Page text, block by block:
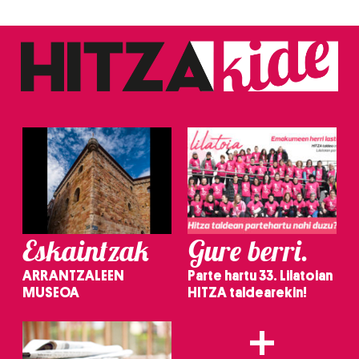
Eskaintzak
ARRANTZALEEN
MUSEOA
Gure berri.
Parte hartu 33. Lilatoian
HITZA taldearekin!
+